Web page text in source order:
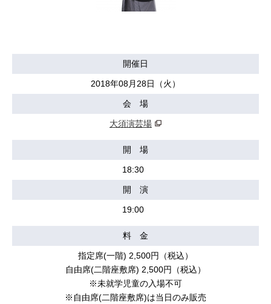
開催日
2018年08月28日（火）
会 場
大須演芸場
開 場
18:30
開 演
19:00
料 金
指定席(一階) 2,500円（税込）
自由席(二階座敷席) 2,500円（税込）
※未就学児童の入場不可
※自由席(二階座敷席)は当日のみ販売